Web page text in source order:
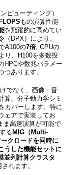
ピューティング）
もの演算性能
を飛躍的に高めてい
（DPX）により、
A100の7倍, CPUの
り、H100を多数投
HPCや数兆パラメー
つあります。
でなく、画像・音
算、分子動力学シミ
カバーします。特に
ェアで実装してお
ま高速演算が可能で
る MIG（Multi-
クロードを同時に
うした機能セットに
並列計算クラスタ
れます。